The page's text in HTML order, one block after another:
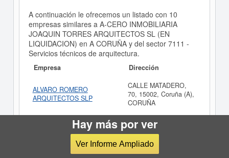
A continuación le ofrecemos un listado con 10
empresas similares a A-CERO INMOBILIARIA
JOAQUIN TORRES ARQUITECTOS SL (EN
LIQUIDACION) en A CORUÑA y del sector 7111 -
Servicios técnicos de arquitectura.
Empresa Dirección
ALVARO ROMERO
ARQUITECTOS SLP
CALLE MATADERO,
70, 15002, Coruña (A),
CORUÑA
REDACCION Y EJECUCION DE PROYECTOS DE
ARQUITECTURA, PERITACIONES Y TASACIONES
INMOBILIARIAS Y PROYECTOS TECNICOS DE
SEGURIDAD E HIGIENE
Hay más por ver
Ver Informe Ampliado